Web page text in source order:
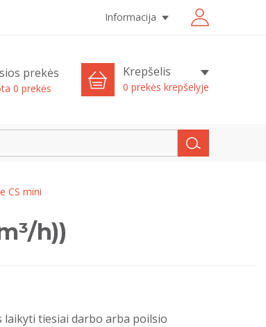
Informacija
prekės
0 prekės
Krepšelis
0 prekės krepšelyje
CS mini
h))
laikyti tiesiai darbo arba poilsio